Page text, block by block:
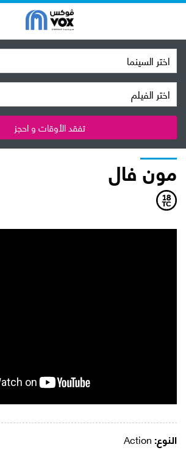
اختر السينما
اختر الفيلم
تفقد الأوقات و احجز
مون فال
النوع: